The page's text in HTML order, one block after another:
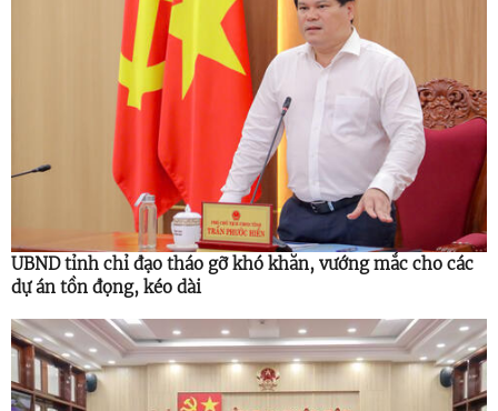
UBND tỉnh chỉ đạo tháo gỡ khó khăn, vướng mắc cho các
dự án tồn đọng, kéo dài